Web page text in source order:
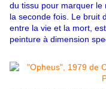
du tissu pour marquer le
la seconde fois. Le bruit
entre la vie et la mort,
peinture à dimension